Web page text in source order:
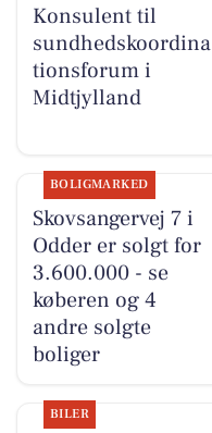
Konsulent til
sundhedskoordina
tionsforum i
Midtjylland
BOLIGMARKED
Skovsangervej 7 i
Odder er solgt for
3.600.000 - se
køberen og 4
andre solgte
boliger
BILER